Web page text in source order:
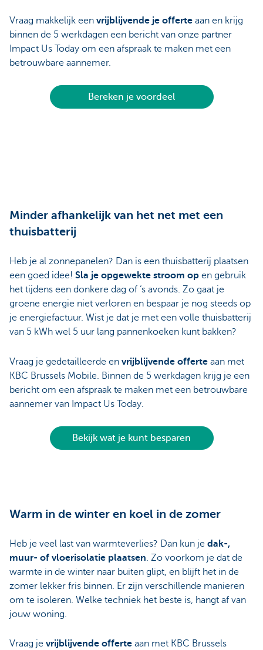
Vraag makkelijk een vrijblijvende je offerte aan en krijg
binnen de 5 werkdagen een bericht van onze partner
Impact Us Today om een afspraak te maken met een
betrouwbare aannemer.
Bereken je voordeel
Minder afhankelijk van het net met een
thuisbatterij
Heb je al zonnepanelen? Dan is een thuisbatterij plaatsen
een goed idee! Sla je opgewekte stroom op en gebruik
het tijdens een donkere dag of ‘s avonds. Zo gaat je
groene energie niet verloren en bespaar je nog steeds op
je energiefactuur. Wist je dat je met een volle thuisbatterij
van 5 kWh wel 5 uur lang pannenkoeken kunt bakken?
Vraag je gedetailleerde en vrijblijvende offerte aan met
KBC Brussels Mobile. Binnen de 5 werkdagen krijg je een
bericht om een afspraak te maken met een betrouwbare
aannemer van Impact Us Today.
Bekijk wat je kunt besparen
Warm in de winter en koel in de zomer
Heb je veel last van warmteverlies? Dan kun je dak-,
muur- of vloerisolatie plaatsen. Zo voorkom je dat de
warmte in de winter naar buiten glipt, en blijft het in de
zomer lekker fris binnen. Er zijn verschillende manieren
om te isoleren. Welke techniek het beste is, hangt af van
jouw woning.
Vraag je vrijblijvende offerte aan met KBC Brussels